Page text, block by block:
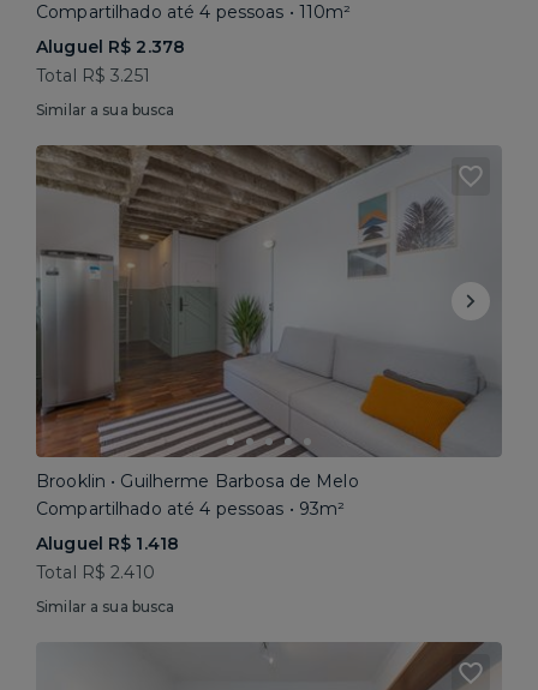
Compartilhado até 4 pessoas • 110m²
Aluguel R$ 2.378
Total R$ 3.251
Similar a sua busca
Brooklin • Guilherme Barbosa de Melo
Compartilhado até 4 pessoas • 93m²
Aluguel R$ 1.418
Total R$ 2.410
Similar a sua busca